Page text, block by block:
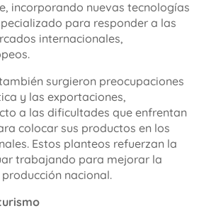
incorporando nuevas tecnologías
para responder a las
internacionales,
surgieron preocupaciones
y las exportaciones,
a las dificultades que enfrentan
colocar sus productos en los
Estos planteos refuerzan la
trabajando para mejorar la
nacional.